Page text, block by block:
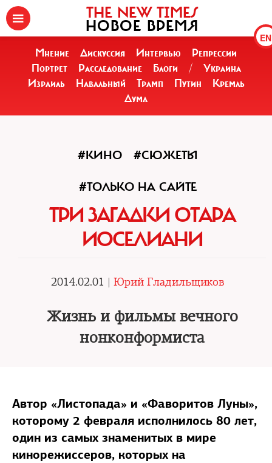
EN
THE NEW TIMES
НОВОЕ ВРЕМЯ
Мнение Дискуссия Интервью
Репрессии
Портрет
Расследование Блоги /
Украина
Израиль
Навальный Трамп Путин
Кремль
Дума
#КИНО #СЮЖЕТЫ
#ТОЛЬКО НА САЙТЕ
ТРИ ЗАГАДКИ ОТАРА
ИОСЕЛИАНИ
2014.02.01 | Юрий Гладильщиков
Жизнь и фильмы вечного
нонконформиста
Автор «Листопада» и «Фаворитов Луны»,
которому 2 февраля исполнилось 80 лет,
один из самых знаменитых в мире
кинорежиссеров, которых на